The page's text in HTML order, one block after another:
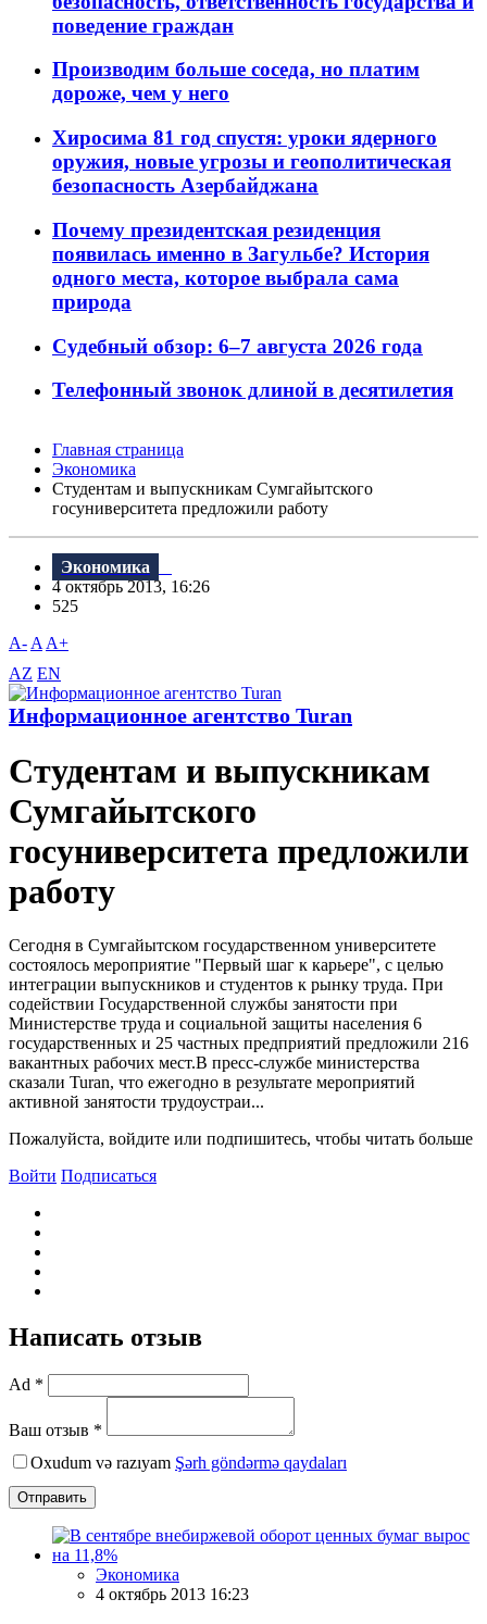
поведение граждан
Производим больше соседа, но платим
дороже, чем у него
Хиросима 81 год спустя: уроки ядерного
оружия, новые угрозы и геополитическая
безопасность Азербайджана
Почему президентская резиденция
появилась именно в Загульбе? История
одного места, которое выбрала сама
природа
Судебный обзор: 6–7 августа 2026 года
Телефонный звонок длиной в десятилетия
Главная страница
Экономика
Студентам и выпускникам Сумгайытского
госуниверситета предложили работу
Экономика
4 октябрь 2013, 16:26
525
A- A A+
AZ EN
Информационное агентство Turan
Студентам и выпускникам
Сумгайытского
госуниверситета предложили
работу
Сегодня в Сумгайытском государственном университете
состоялось мероприятие "Первый шаг к карьере", с целью
интеграции выпускников и студентов к рынку труда. При
содействии Государственной службы занятости при
Министерстве труда и социальной защиты населения 6
государственных и 25 частных предприятий предложили 216
вакантных рабочих мест.В пресс-службе министерства
сказали Turan, что ежегодно в результате мероприятий
активной занятости трудоустраи...
Пожалуйста, войдите или подпишитесь, чтобы читать больше
Войти Подписаться
Написать отзыв
Ad *
Ваш отзыв *
Oxudum və razıyam Şərh göndərmə qaydaları
Отправить
Экономика
4 октябрь 2013 16:23